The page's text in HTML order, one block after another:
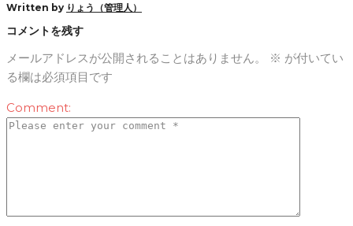
Written by りょう（管理人）
コメントを残す
メールアドレスが公開されることはありません。 ※ が付いてい
る欄は必須項目です
Comment: